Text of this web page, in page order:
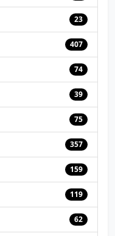
23
407
74
39
75
357
159
119
62